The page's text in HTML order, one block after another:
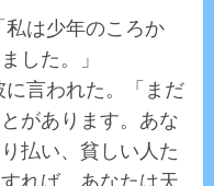
私は少年のころか
した。」
言われた。「まだ
があります。あな
払い、貧しい人た
れば、あなたは天